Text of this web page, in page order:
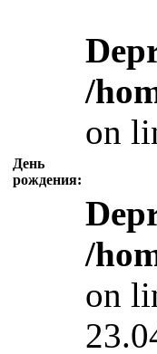
День
рождения:
/
on
/
on